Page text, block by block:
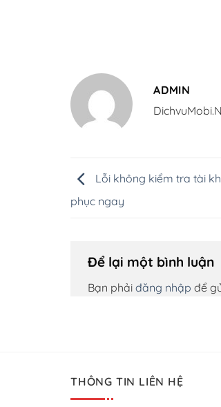
ADMIN
Lỗi không kiểm tra tài
phục ngay
Để lại một bình luận
Bạn phải đăng nhập để
THÔNG TIN LIÊN HỆ